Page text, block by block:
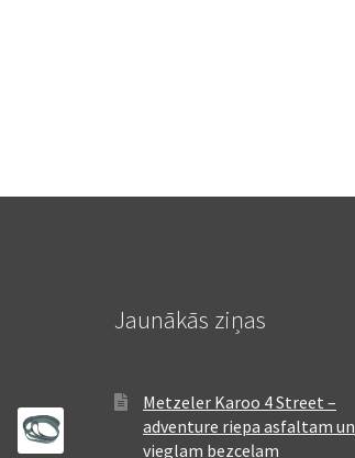
Jaunākās ziņas
Metzeler Karoo 4 Street –
adventure riepa asfaltam un
vieglam bezceļam